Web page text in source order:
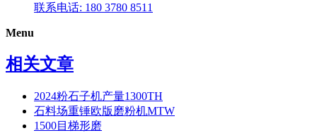
联系电话: 180 3780 8511
Menu
相关文章
2024粉石子机产量1300TH
石料场重锤欧版磨粉机MTW
1500目梯形磨